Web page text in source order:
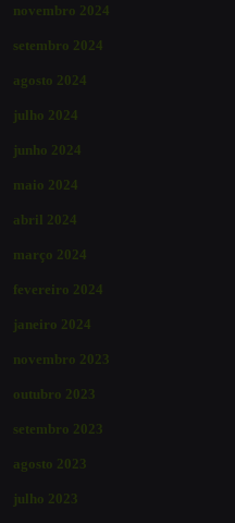
novembro 2024
setembro 2024
agosto 2024
julho 2024
junho 2024
maio 2024
abril 2024
março 2024
fevereiro 2024
janeiro 2024
novembro 2023
outubro 2023
setembro 2023
agosto 2023
julho 2023